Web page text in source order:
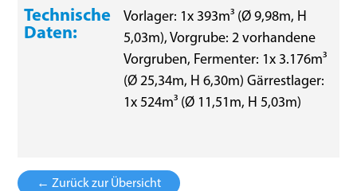
Technische
Daten:
Vorlager: 1x 393m³ (Ø 9,98m, H
5,03m), Vorgrube: 2 vorhandene
Vorgruben, Fermenter: 1x 3.176m³
(Ø 25,34m, H 6,30m) Gärrestlager:
1x 524m³ (Ø 11,51m, H 5,03m)
← Zurück zur Übersicht